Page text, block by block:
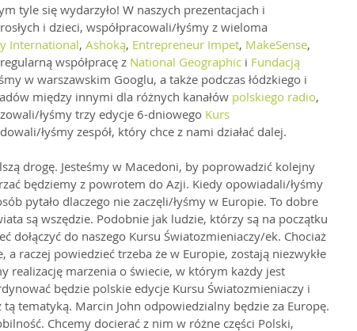
tyle się wydarzyło! W naszych prezentacjach i
i dzieci, współpracowali/łyśmy z wieloma
International, Ashoką, Entrepreneur Impet, MakeSense,
współpracę z National Geographic i Fundacją
w warszawskim Googlu, a także podczas łódzkiego i
między innymi dla różnych kanałów polskiego radio,
łyśmy trzy edycje 6-dniowego Kurs
łyśmy zespół, który chce z nami działać dalej.
drogę. Jesteśmy w Macedoni, by poprowadzić kolejny
będziemy z powrotem do Azji. Kiedy opowiadali/łyśmy
pytało dlaczego nie zaczęli/łyśmy w Europie. To dobre
są wszędzie. Podobnie jak ludzie, którzy są na początku
do naszego Kursu Światozmieniaczy/ek. Chociaż
raczej powiedzieć trzeba że w Europie, zostają niezwykłe
realizację marzenia o świecie, w którym każdy jest
będzie polskie edycje Kursu Światozmieniaczy i
tematyką. Marcin John odpowiedzialny będzie za Europę.
Chcemy docierać z nim w różne części Polski,